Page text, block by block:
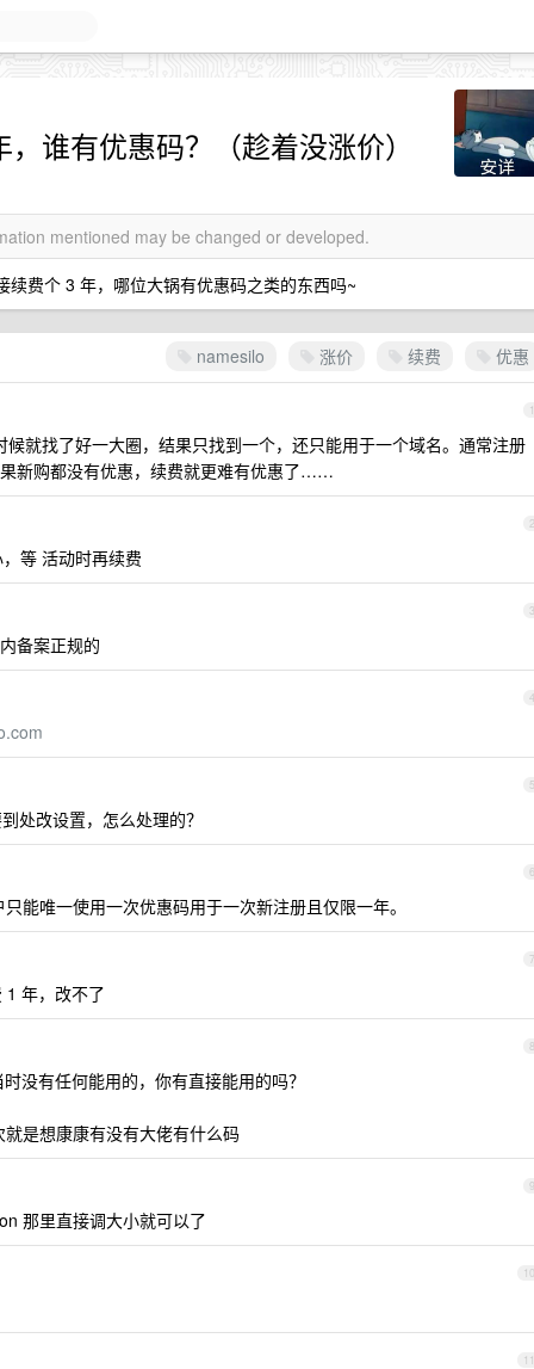
谁有优惠码？（趁着没涨价）
mentioned may be changed or developed.
费个 3 年，哪位大锅有优惠码之类的东西吗~
namesilo 涨价 续费 优惠
1
就找了好一大圈，结果只找到一个，还只能用于一个域名。通常注册
新购都没有优惠，续费就更难有优惠了……
2
等 活动时再续费
3
备案正规的
4
5
处改设置，怎么处理的？
6
能唯一使用一次优惠码用于一次新注册且仅限一年。
7
1 年，改不了
8
没有任何能用的，你有直接能用的吗？
是想康康有没有大佬有什么码
9
那里直接调大小就可以了
10
11